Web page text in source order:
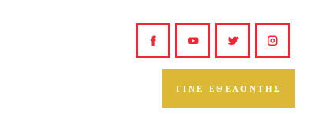
ΓΙΝΕ ΕΘΕΛΟΝΤΗΣ